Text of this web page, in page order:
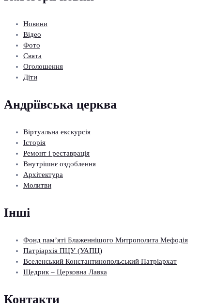
Новини
Відео
Фото
Свята
Оголошення
Діти
Андріївська церква
Віртуальна екскурсія
Історія
Ремонт і реставрація
Внутрішнє оздоблення
Архітектура
Молитви
Інші
Фонд пам’яті Блаженнішого Митрополита Мефодія
Патріархія ПЦУ (УАПЦ)
Вселенський Константинопольський Патріархат
Щедрик – Церковна Лавка
Контакти